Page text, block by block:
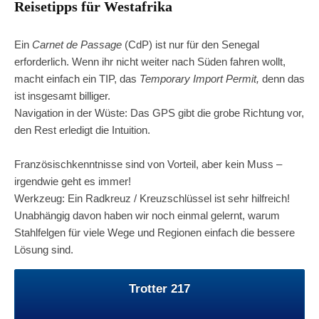
Reisetipps für Westafrika
Ein Carnet de Passage (CdP) ist nur für den Senegal
erforderlich. Wenn ihr nicht weiter nach Süden fahren wollt,
macht einfach ein TIP, das Temporary Import Permit, denn das
ist insgesamt billiger.
Navigation in der Wüste: Das GPS gibt die grobe Richtung vor,
den Rest erledigt die Intuition.
Französischkenntnisse sind von Vorteil, aber kein Muss –
irgendwie geht es immer!
Werkzeug: Ein Radkreuz / Kreuzschlüssel ist sehr hilfreich!
Unabhängig davon haben wir noch einmal gelernt, warum
Stahlfelgen für viele Wege und Regionen einfach die bessere
Lösung sind.
Trotter 217